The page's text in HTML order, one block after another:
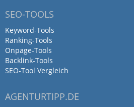
verschafft hat!
Insbesondere die
Erstellung der Seite hat uns
überzeugt!
Linkbuilding
SEO-TOOLS
Keyword-Tools
Ranking-Tools
Onpage-Tools
Backlink-Tools
SEO-Tool Vergleich
AGENTURTIPP.DE